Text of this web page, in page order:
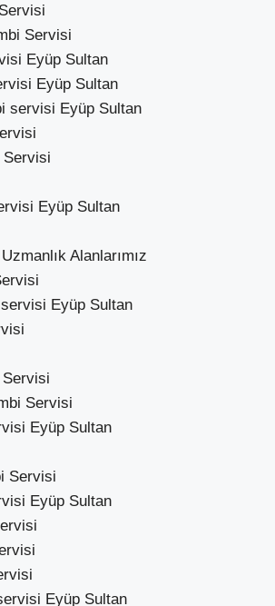
Servisi
Eyüp Sultan
Eyüp Sultan
servisi Eyüp Sultan
Servisi
Eyüp Sultan
Alanlarımız
Eyüp Sultan
Servisi
Servisi
Eyüp Sultan
Servisi
Eyüp Sultan
Eyüp Sultan